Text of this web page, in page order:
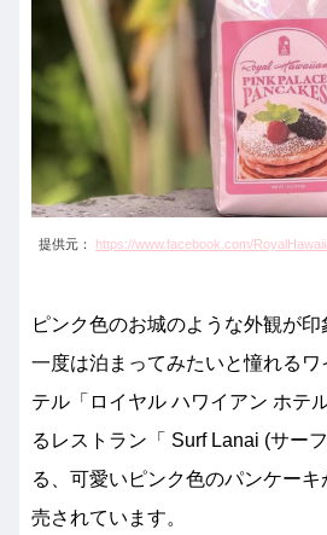
提供元： https://www.facebook.com/
ピンク色のお城のような外観が
一度は泊まってみたいと憧れる
テル「ロイヤル ハワイアン ホテ
るレストラン「 Surf Lanai (サー
る、可愛いピンク色のパンケー
売されています。